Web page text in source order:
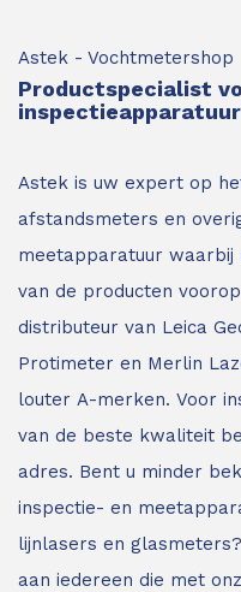
Astek - Vochtmetershop
Productspecialist
inspectieapparatuur
Astek is uw expert op
afstandsmeters en
meetapparatuur waarbij
van de producten
distributeur van Leica
Protimeter en Merlin
louter A-merken. Voor
van de beste kwaliteit
adres. Bent u minder
inspectie- en
lijnlasers en glasmeters?
aan iedereen die met